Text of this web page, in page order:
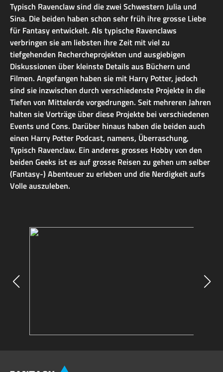
Typisch Ravenclaw sind die zwei Schwestern Julia und
Sina. Die beiden haben schon sehr früh ihre grosse Liebe
für Fantasy entwickelt. Als typische Ravenclaws
verbringen sie am liebsten ihre Zeit mit viel zu
tiefgehenden Rechercheprojekten und ausgiebigen
Diskussionen über kleinste Details aus Büchern und
Filmen. Angefangen haben sie mit Harry Potter, jedoch
sind sie inzwischen durch verschiedenste Projekte in die
Tiefen von Mittelerde vorgedrungen. Seit mehreren Jahren
halten sie Vorträge über diese Projekte bei verschiedenen
Events und Cons. Darüber hinaus haben die beiden auch
einen Harry Potter Podcast, namens, Überraschung,
Typisch Ravenclaw. Ein anderes grosses Hobby von den
beiden Geeks ist es auf grosse Reisen zu gehen um selber
(Fantasy-) Abenteuer zu erleben und die Nerdigkeit aufs
Volle auszuleben.